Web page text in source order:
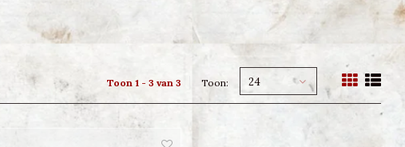
Toon 1 - 3 van 3 Toon: 24